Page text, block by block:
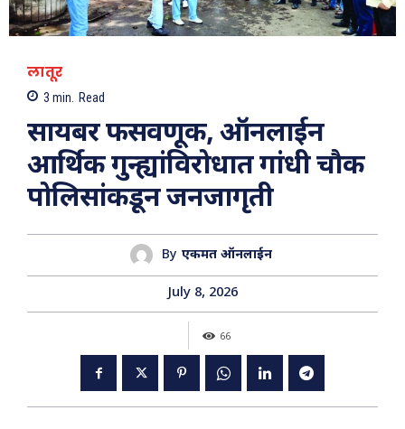
लातूर
3 min. Read
सायबर फसवणूक, ऑनलाईन
आर्थिक गुन्ह्यांविरोधात गांधी चौक
पोलिसांकडून जनजागृती
By एकमत ऑनलाईन
July 8, 2026
66